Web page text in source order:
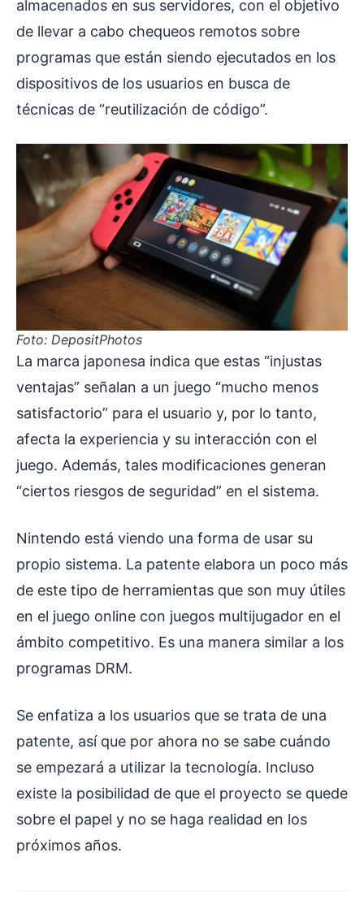
almacenados en sus servidores, con el objetivo
de llevar a cabo chequeos remotos sobre
programas que están siendo ejecutados en los
dispositivos de los usuarios en busca de
técnicas de “reutilización de código”.
Foto: DepositPhotos
La marca japonesa indica que estas “injustas
ventajas” señalan a un juego “mucho menos
satisfactorio” para el usuario y, por lo tanto,
afecta la experiencia y su interacción con el
juego. Además, tales modificaciones generan
“ciertos riesgos de seguridad” en el sistema.
Nintendo está viendo una forma de usar su
propio sistema. La patente elabora un poco más
de este tipo de herramientas que son muy útiles
en el juego online con juegos multijugador en el
ámbito competitivo. Es una manera similar a los
programas DRM.
Se enfatiza a los usuarios que se trata de una
patente, así que por ahora no se sabe cuándo
se empezará a utilizar la tecnología. Incluso
existe la posibilidad de que el proyecto se quede
sobre el papel y no se haga realidad en los
próximos años.